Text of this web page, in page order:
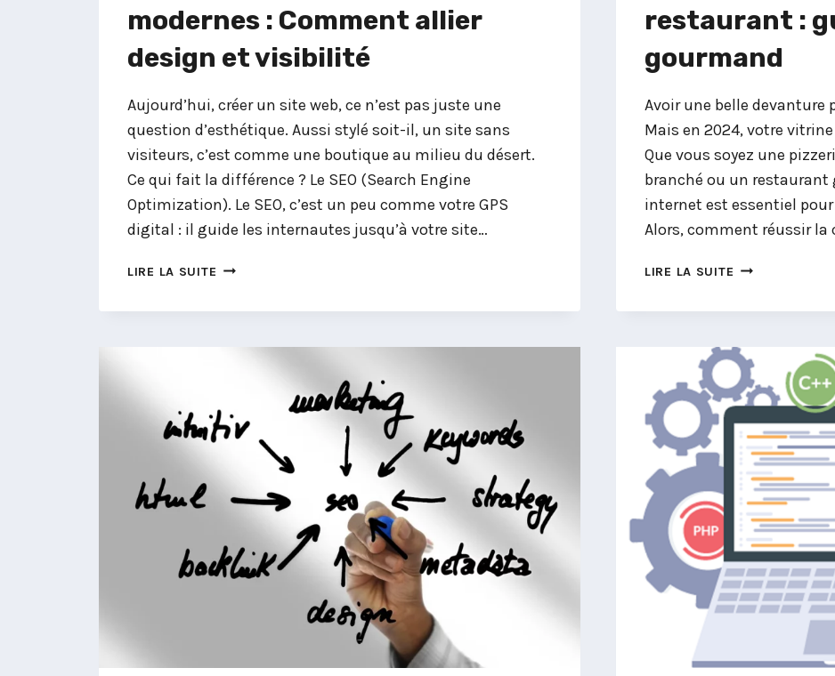
modernes : Comment allier
design et visibilité
Aujourd’hui, créer un site web, ce n’est pas juste une
question d’esthétique. Aussi stylé soit-il, un site sans
visiteurs, c’est comme une boutique au milieu du désert.
Ce qui fait la différence ? Le SEO (Search Engine
Optimization). Le SEO, c’est un peu comme votre GPS
digital : il guide les internautes jusqu’à votre site…
LIRE LA SUITE L’IMPORTANCE
SEO
SITES
WEB
MODERNES
COMMENT
ET
VISIBILITÉ
restaurant :
gourmand
Avoir une belle devanture
Mais en 2024, votre
Que vous soyez une
branché ou un
internet est essentiel
Alors, comment réussir la
LIRE LA SUITE COMMENT
LA
D’UN
SITE
INTERNET
POUR
VOTRE
RESTAURANT
GUIDE
COMPLET
ET
GOURMAND